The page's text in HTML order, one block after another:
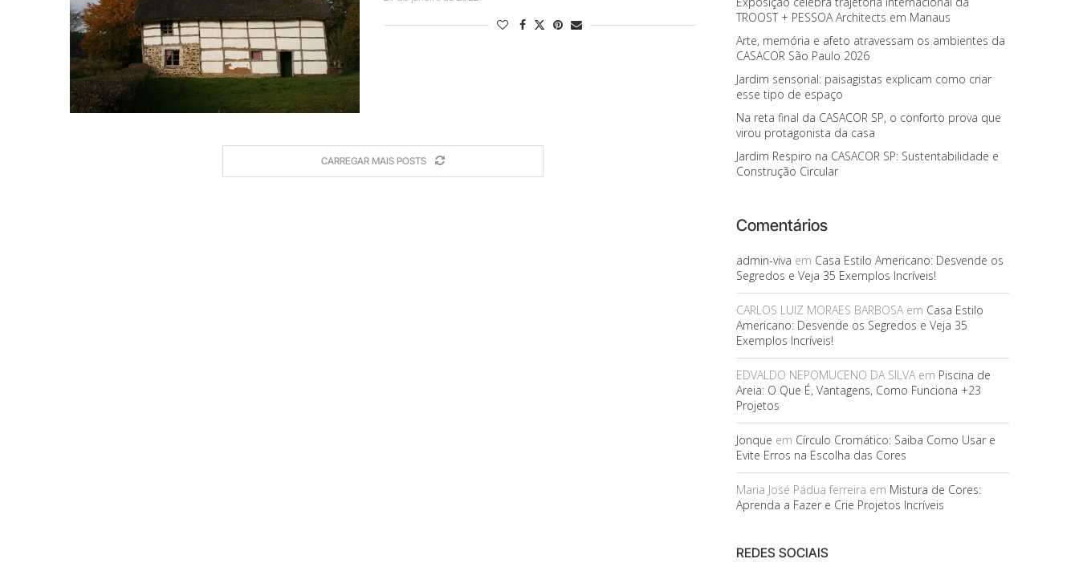
CARREGAR MAIS POSTS
TROOST + PESSOA Architects em Manaus
Arte, memória e afeto atravessam os ambientes da
CASACOR São Paulo 2026
Jardim sensorial: paisagistas explicam como criar
esse tipo de espaço
Na reta final da CASACOR SP, o conforto prova que
virou protagonista da casa
Jardim Respiro na CASACOR SP: Sustentabilidade e
Construção Circular
Comentários
admin-viva em Casa Estilo Americano: Desvende os
Segredos e Veja 35 Exemplos Incríveis!
CARLOS LUIZ MORAES BARBOSAem Casa Estilo
Americano: Desvende os Segredos e Veja 35
Exemplos Incríveis!
EDVALDO NEPOMUCENO DA SILVAem Piscina de
Areia: O Que É, Vantagens, Como Funciona +23
Projetos
Jonque em Círculo Cromático: Saiba Como Usar e
Evite Erros na Escolha das Cores
Maria José Pádua ferreira em Mistura de Cores:
Aprenda a Fazer e Crie Projetos Incríveis
REDES SOCIAIS